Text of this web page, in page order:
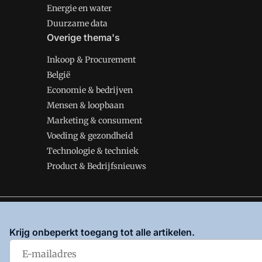
Energie en water
Duurzame data
Overige thema's
Inkoop & Procurement
België
Economie & bedrijven
Mensen & loopbaan
Marketing & consument
Voeding & gezondheid
Technologie & techniek
Product & Bedrijfsnieuws
enPrivacy en Cookie beleid |Privacy instellingen
Krijg onbeperkt toegang tot alle artikelen.